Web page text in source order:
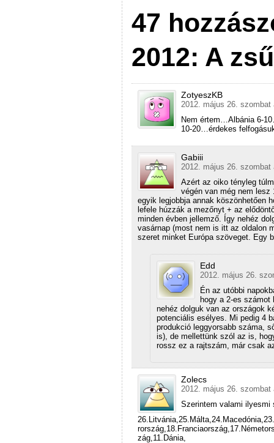
47
2012: A
ZotyeszKB
2012. május 26. szombat
Nem értem…Albánia 6-
10-20…érdekes
Gabiii
2012. május 26. szombat
Azért az oiko tényleg
végén van még nem
egyik legjobbja annak köszönhetően
lefele húzzák a mezőnyt + az
minden évben jellemző. Így nehéz
vasárnap (most nem is itt az oldalon
szeret minket Európa szöveget. Egy
Edd
2012. május 26.
Én az utóbbi
hogy a 2-es számot
nehéz dolguk van az országok
potenciális esélyes. Mi pedig 4
produkció leggyorsabb száma,
is), de mellettünk szól az is,
rossz ez a rajtszám, már csak
Zolecs
2012. május 26. szombat
Szerintem valami ilyesmi
zág,11.Dánia,